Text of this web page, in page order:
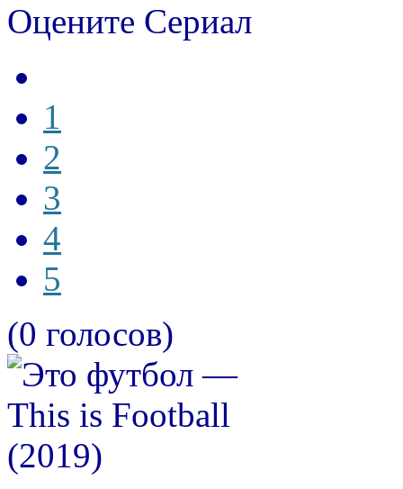
Оцените Сериал
1
2
3
4
5
(0 голосов)